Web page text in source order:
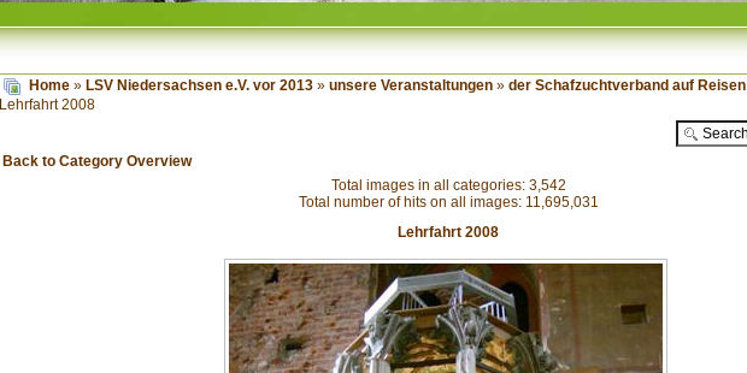
Home » LSV Niedersachsen e.V. vor 2013 » unsere Veranstaltungen » der Schafzuchtverband auf Reisen
Lehrfahrt 2008
Back to Category Overview
Total images in all categories: 3,542
Total number of hits on all images: 11,695,031
Lehrfahrt 2008